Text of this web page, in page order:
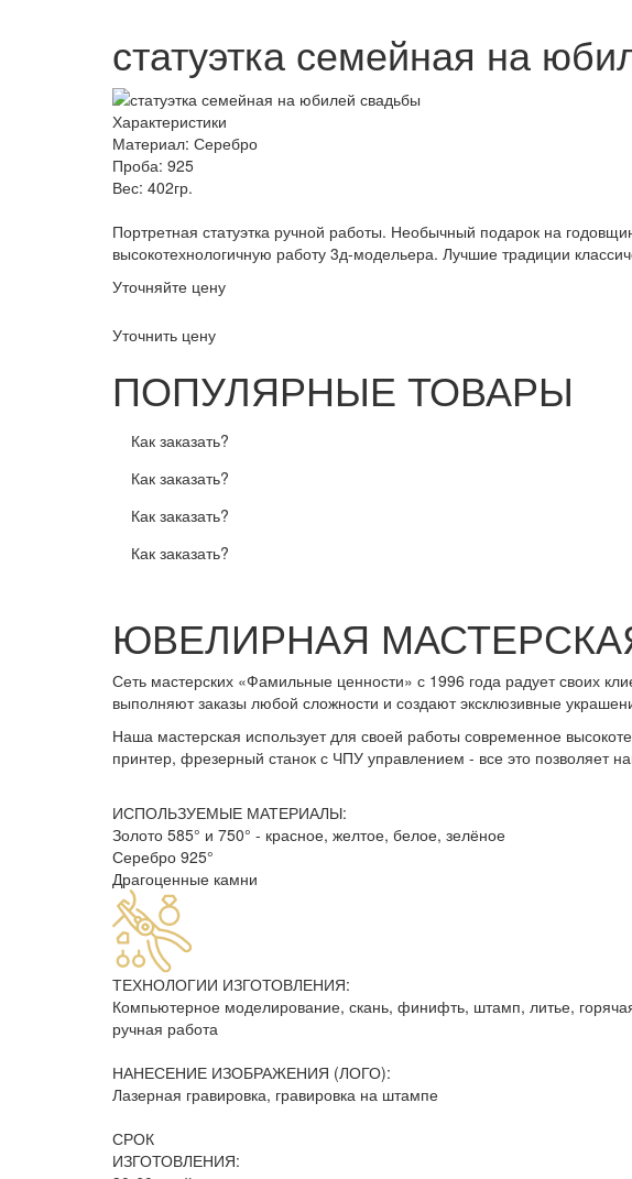
статуэтка семейная на
Характеристики
Материал: Серебро
Проба: 925
Вес: 402гр.
Портретная статуэтка ручной работы. Необычный подарок на
высокотехнологичную работу 3д-модельера. Лучшие традиции
Уточняйте цену
Уточнить цену
ПОПУЛЯРНЫЕ ТОВАРЫ
Как заказать?
Как заказать?
Как заказать?
Как заказать?
ЮВЕЛИРНАЯ
Сеть мастерских «Фамильные ценности» с 1996 года радует своих
выполняют заказы любой сложности и создают эксклюзивные
Наша мастерская использует для своей работы современное
принтер, фрезерный станок с ЧПУ управлением - все это позволяет
ИСПОЛЬЗУЕМЫЕ МАТЕРИАЛЫ:
Золото 585° и 750° - красное, желтое, белое, зелёное
Серебро 925°
Драгоценные камни
ТЕХНОЛОГИИ ИЗГОТОВЛЕНИЯ:
Компьютерное моделирование, скань, финифть, штамп, литье,
ручная работа
НАНЕСЕНИЕ ИЗОБРАЖЕНИЯ (ЛОГО):
Лазерная гравировка, гравировка на штампе
СРОК
ИЗГОТОВЛЕНИЯ: